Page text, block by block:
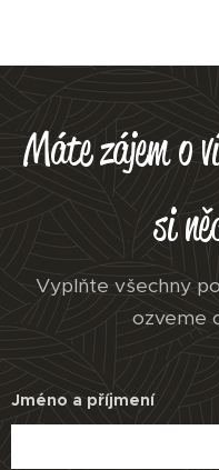
Máte zájem o
si
Vyplňte všechny
ozveme
Jméno a příjmení